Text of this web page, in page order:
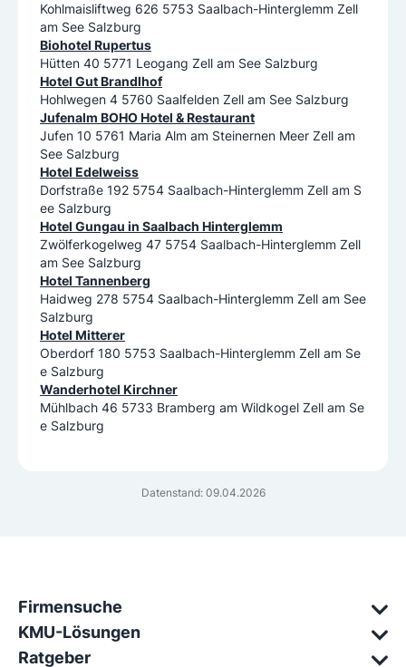
Datenstand: 09.04.2026
Kohlmaisliftweg 626 5753 Saalbach-Hinterglemm Zell
am See Salzburg
Biohotel Rupertus
Hütten 40 5771 Leogang Zell am See Salzburg
Hotel Gut Brandlhof
Hohlwegen 4 5760 Saalfelden Zell am See Salzburg
Jufenalm BOHO Hotel & Restaurant
Jufen 10 5761 Maria Alm am Steinernen Meer Zell am
See Salzburg
Hotel Edelweiss
Dorfstraße 192 5754 Saalbach-Hinterglemm Zell am S
ee Salzburg
Hotel Gungau in Saalbach Hinterglemm
Zwölferkogelweg 47 5754 Saalbach-Hinterglemm Zell
am See Salzburg
Hotel Tannenberg
Haidweg 278 5754 Saalbach-Hinterglemm Zell am See
Salzburg
Hotel Mitterer
Oberdorf 180 5753 Saalbach-Hinterglemm Zell am Se
e Salzburg
Wanderhotel Kirchner
Mühlbach 46 5733 Bramberg am Wildkogel Zell am Se
e Salzburg
Firmensuche
KMU-Lösungen
Ratgeber